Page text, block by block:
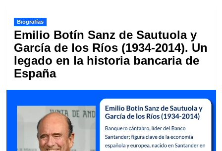
Biografías
Emilio Botín Sanz de Sautuola y
García de los Ríos (1934-2014). Un
legado en la historia bancaria de
España